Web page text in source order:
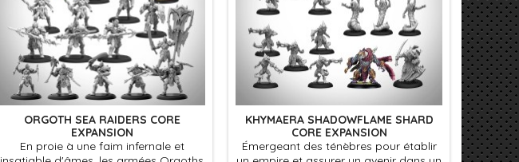
ORGOTH SEA RAIDERS CORE
EXPANSION
En proie à une faim infernale et
KHYMAERA SHADOWFLAME SHARD
CORE EXPANSION
Émergeant des ténèbres pour établir